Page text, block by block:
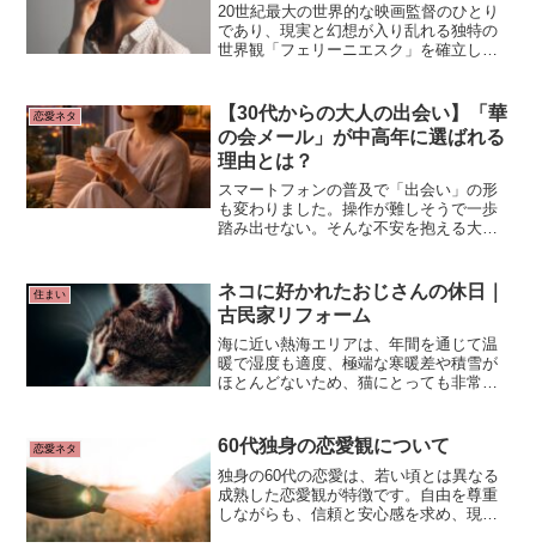
20世紀最大の世界的な映画監督のひとり
であり、現実と幻想が入り乱れる独特の
世界観「フェリーニエスク」を確立した
画のように「嘘と真実」に満ちていまし
た。本動画では、彼の生い立ちから独自
の映像美学、そして数々の名作の裏側が
紐解かれています。
恋愛ネタ
【30代からの大人の出会い】「華
の会メール」が中高年に選ばれる
理由とは？
スマートフォンの普及で「出会い」の形
も変わりました。操作が難しそうで一歩
踏み出せない。そんな不安を抱える大人
コミュニティ**「ハナ＆メール（華の会
メール）」**です。
住まい
ネコに好かれたおじさんの休日｜
古民家リフォーム
海に近い熱海エリアは、年間を通じて温
暖で湿度も適度、極端な寒暖差や積雪が
ほとんどないため、猫にとっても非常に
まいなら、猫と共に穏やかな日々を過ご
せる環境と言えるでしょう。
恋愛ネタ 60代独身の恋愛観について
独身の60代の恋愛は、若い頃とは異なる
成熟した恋愛観が特徴です。自由を尊重
しながらも、信頼と安心感を求め、現実